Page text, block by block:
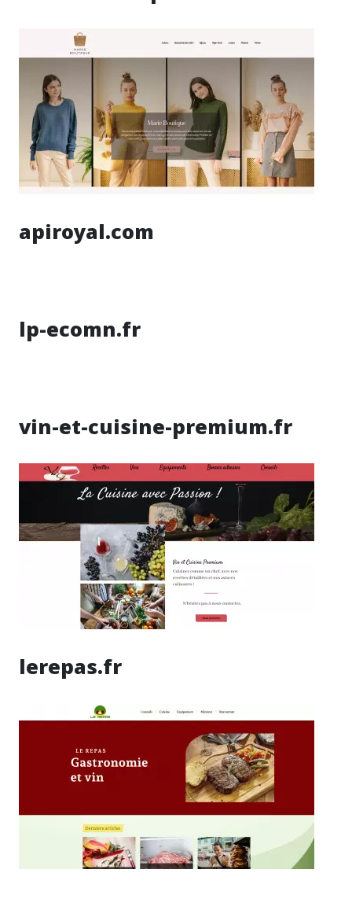
apiroyal.com
lp-ecomn.fr
vin-et-cuisine-premium.fr
lerepas.fr